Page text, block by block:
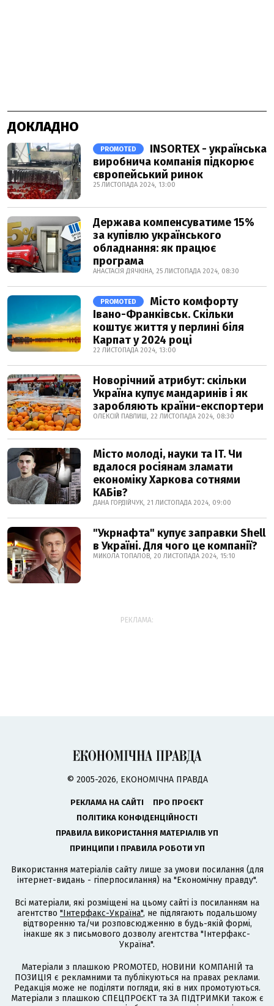
ДОКЛАДНО
PROMOTED
INSORTEX - українська
виробнича компанія підкорює
європейський ринок
25 ЛИСТОПАДА 2024, 13:00
Держава компенсуватиме 15%
за купівлю українського
обладнання: як працює
програма
АНАСТАСІЯ ДЯЧКІНА, 25 ЛИСТОПАДА 2024, 08:30
PROMOTED
Місто комфорту
Івано-Франківськ. Скільки
коштує життя у перлині біля
Карпат у 2024 році
22 ЛИСТОПАДА 2024, 13:00
Новорічний атрибут: скільки
Україна купує мандаринів і як
заробляють країни-експортери
ОЛЕКСІЙ ПАВЛИШ, 22 ЛИСТОПАДА 2024, 08:30
Місто молоді, науки та IT. Чи
вдалося росіянам зламати
економіку Харкова сотнями
КАБів?
ДАНА ГОРДІЙЧУК, 21 ЛИСТОПАДА 2024, 09:00
"Укрнафта" купує заправки Shell
в Україні. Для чого це компанії?
МИКОЛА ТОПАЛОВ, 20 ЛИСТОПАДА 2024, 15:10
РЕКЛАМА:
© 2005-2026, ЕКОНОМІЧНА ПРАВДА
РЕКЛАМА НА САЙТІ
ПРО ПРОЄКТ
ПОЛІТИКА КОНФІДЕНЦІЙНОСТІ
ПРАВИЛА ВИКОРИСТАННЯ МАТЕРІАЛІВ УП
ПРИНЦИПИ І ПРАВИЛА РОБОТИ УП
Використання матеріалів сайту лише за умови посилання (для
інтернет-видань - гіперпосилання) на "Економічну правду".
Всі матеріали, які розміщені на цьому сайті із посиланням на
агентство "Інтерфакс-Україна", не підлягають подальшому
відтворенню та/чи розповсюдженню в будь-якій формі,
інакше як з письмового дозволу агентства "Інтерфакс-
Україна".
Матеріали з плашкою PROMOTED, НОВИНИ КОМПАНІЙ та
ПОЗИЦІЯ є рекламними та публікуються на правах реклами.
Редакція може не поділяти погляди, які в них промотуються.
Матеріали з плашкою СПЕЦПРОЄКТ та ЗА ПІДТРИМКИ також є